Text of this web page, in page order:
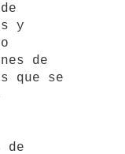
y
de
que se